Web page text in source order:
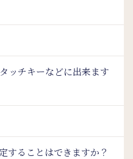
ッチキーなどに出来ます
することはできますか？